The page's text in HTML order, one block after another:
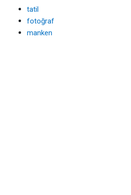
tatil
fotoğraf
manken